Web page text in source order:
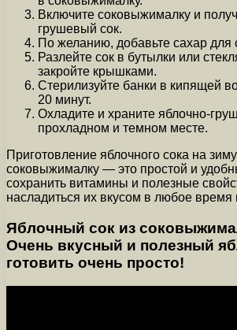
Включите соковыжималку и
грушевый сок.
По желанию, добавьте сахар для
Разлейте сок в бутылки или
закройте крышками.
Стерилизуйте банки в кипящей
20 минут.
Охладите и храните яблочно-
прохладном и темном месте.
Приготовление яблочного сока на
соковыжималку — это простой и
сохранить витамины и полезные
насладиться их вкусом в любое время
Яблочный сок из
Очень вкусный и полезный
готовить очень просто!